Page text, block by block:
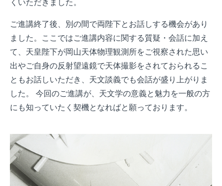
ご進講終了後、別の間で両陛下とお話しする機会があり
ました。ここではご進講内容に関する質疑・会話に加え
て、天皇陛下が岡山天体物理観測所をご視察された思い
出やご自身の反射望遠鏡で天体撮影をされておられるこ
ともお話しいただき、天文談義でも会話が盛り上がりま
した。 今回のご進講が、天文学の意義と魅力を一般の方
にも知っていたく契機となればと願っております。